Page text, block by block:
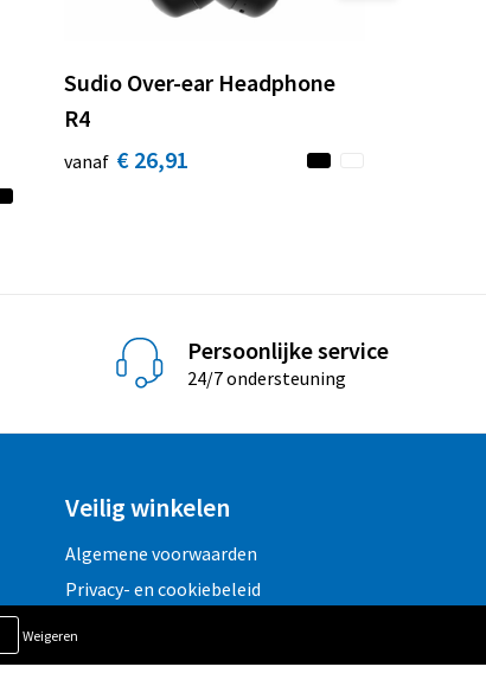
Sudio Over-ear Headphone
R4
vanaf € 26,91
Persoonlijke service
24/7 ondersteuning
Veilig winkelen
Algemene voorwaarden
Privacy- en cookiebeleid
Weigeren